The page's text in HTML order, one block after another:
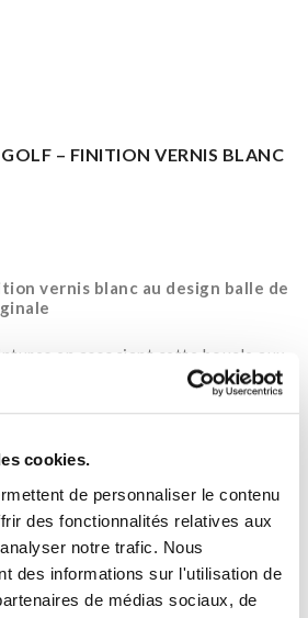
cookies.
de personnaliser le contenu
des fonctionnalités relatives aux
notre trafic. Nous
des informations sur l'utilisation de
de médias sociaux, de
– FINITION VERNIS BLANC
vernis blanc au design balle de
en associant cette boucle aux
Paris disponibles dans